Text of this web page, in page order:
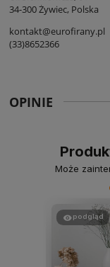
34-300 Żywiec, Polska
kontakt@eurofirany.pl
(33)8652366
OPINIE
Może
podgląd